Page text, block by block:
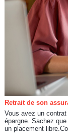
Retrait de son
Vous avez un
épargne. Sachez
un placement